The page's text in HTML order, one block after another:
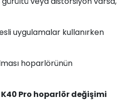
uygulamalar kullanırken
hoparlörünün
Pro hoparlör değişimi